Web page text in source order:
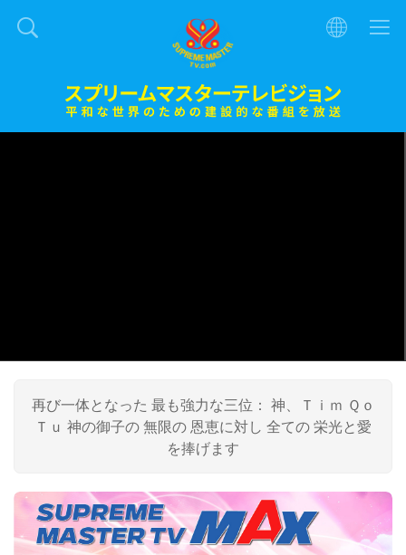
再び一体となった 最も強力な三位： 神、Ｔｉｍ Ｑｏ
Ｔｕ 神の御子の 無限の 恩恵に対し 全ての 栄光と愛
を捧げます